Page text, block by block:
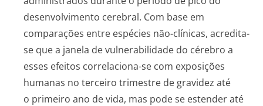
desenvolvimento cerebral. Com base em
comparações entre espécies não-clínicas, acredita-
se que a janela de vulnerabilidade do cérebro a
esses efeitos correlaciona-se com exposições
humanas no terceiro trimestre de gravidez até
o primeiro ano de vida, mas pode se estender até